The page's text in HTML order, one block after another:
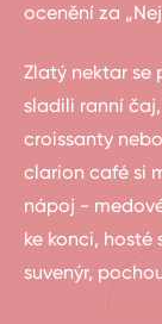
ocenění za
Zlatý nektar se
sladili ranní
croissanty
clarion café si
nápoj -
ke konci, hosté
suvenýr,